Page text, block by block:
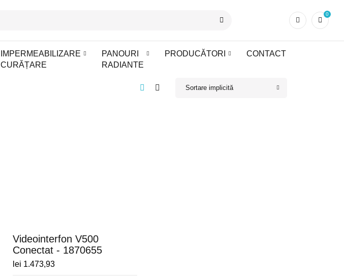
0
IMPERMEABILIZARE
CURĂȚARE
PANOURI
RADIANTE
PRODUCĂTORI CONTACT
Sortare implicită
Videointerfon V500
Conectat - 1870655
lei 1.473,93